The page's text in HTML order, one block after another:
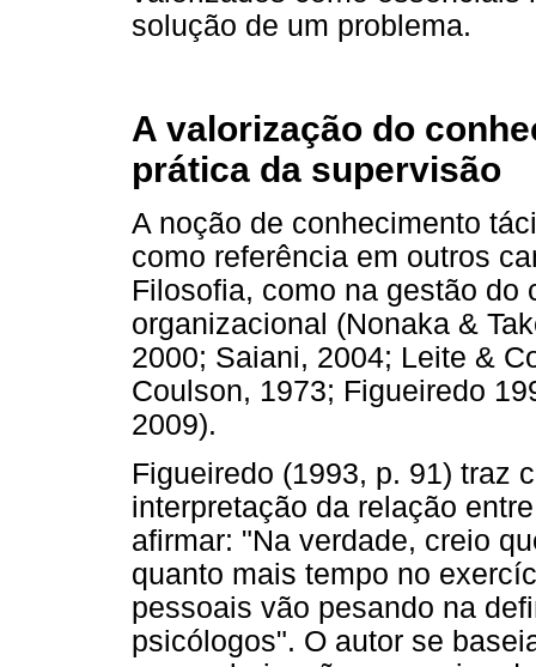
solução de um problema.
A valorização do
prática da supervisão
A noção de conhecimento
como referência em outros
Filosofia, como na gestão do
organizacional (Nonaka &
2000; Saiani, 2004; Leite &
Coulson, 1973; Figueiredo
2009).
Figueiredo (1993, p. 91) traz
interpretação da relação
afirmar: "Na verdade, creio
quanto mais tempo no
pessoais vão pesando na
psicólogos". O autor se